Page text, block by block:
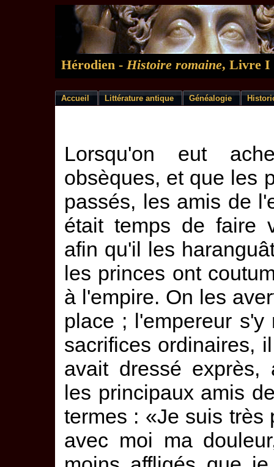
Hérodien - Histoire romaine, Livre I
Accueil Littérature antique Généalogie
Lorsqu'on eut
obsèques, et que les
passés, les amis de
était temps de faire
afin qu'il les
les princes ont
à l'empire. On les
place ; l'empereur
sacrifices ordinaires,
avait dressé exprès,
les principaux amis
termes : «Je suis très
avec moi ma